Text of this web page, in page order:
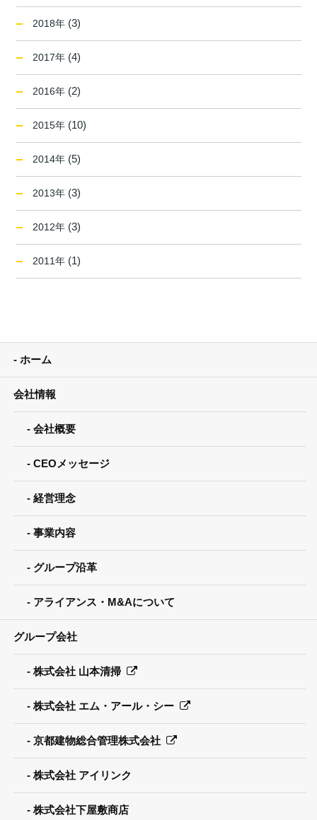
2018年 (3)
2017年 (4)
2016年 (2)
2015年 (10)
2014年 (5)
2013年 (3)
2012年 (3)
2011年 (1)
ホーム
会社情報
会社概要
CEOメッセージ
経営理念
事業内容
グループ沿革
アライアンス・M&Aについて
グループ会社
株式会社 山本清掃
株式会社 エム・アール・シー
京都建物総合管理株式会社
株式会社 アイリンク
株式会社下屋敷商店